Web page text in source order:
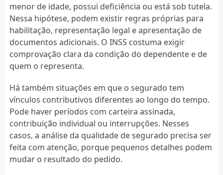
menor de idade, possui deficiência ou está sob tutela.
Nessa hipótese, podem existir regras próprias para
habilitação, representação legal e apresentação de
documentos adicionais. O INSS costuma exigir
comprovação clara da condição do dependente e de
quem o representa.
Há também situações em que o segurado tem
vínculos contributivos diferentes ao longo do tempo.
Pode haver períodos com carteira assinada,
contribuição individual ou interrupções. Nesses
casos, a análise da qualidade de segurado precisa ser
feita com atenção, porque pequenos detalhes podem
mudar o resultado do pedido.